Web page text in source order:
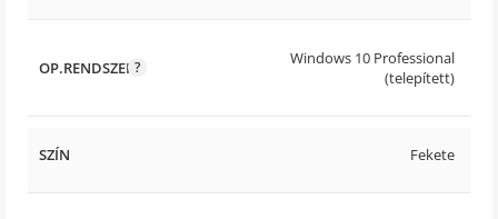
OP.RENDSZER
Windows 10 Professional
(telepített)
SZÍN Fekete